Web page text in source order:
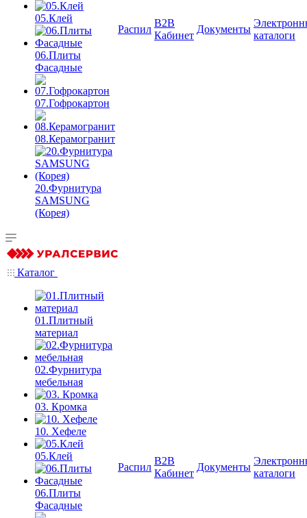
05.Клей
06.Плиты
Фасадные
07.Гофрокартон
08.Керамогранит
20.Фурнитура
SAMSUNG
(Корея)
Распил
B2B
Кабинет
Документы
каталоги
Каталог
01.Плитный
материал
02.Фурнитура
мебельная
03. Кромка
10. Хефеле
05.Клей
06.Плиты
Фасадные
Распил
B2B
Кабинет
Документы
каталоги